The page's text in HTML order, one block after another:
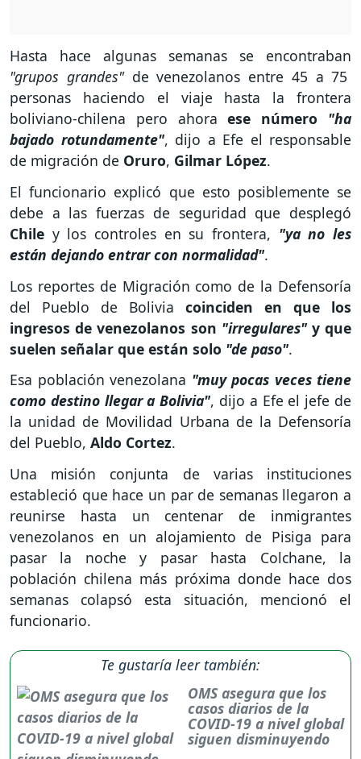
Hasta hace algunas semanas se encontraban
"grupos grandes"de venezolanos entre 45 a 75
personas haciendo el viaje hasta la frontera
boliviano-chilena pero ahora ese número "ha
bajado rotundamente", dijo a Efe el responsable
de migración de Oruro, Gilmar López.
El funcionario explicó que esto posiblemente se
debe a las fuerzas de seguridad que desplegó
Chile y los controles en su frontera, "ya no les
están dejando entrar con normalidad".
Los reportes de Migración como de la Defensoría
del Pueblo de Bolivia coinciden en que los
ingresos de venezolanos son "irregulares"y que
suelen señalar que están solo "de paso".
Esa población venezolana "muy pocas veces tiene
como destino llegar a Bolivia", dijo a Efe el jefe de
la unidad de Movilidad Urbana de la Defensoría
del Pueblo, Aldo Cortez.
Una misión conjunta de varias instituciones
estableció que hace un par de semanas llegaron a
reunirse hasta un centenar de inmigrantes
venezolanos en un alojamiento de Pisiga para
pasar la noche y pasar hasta Colchane, la
población chilena más próxima donde hace dos
semanas colapsó esta situación, mencionó el
funcionario.
Te gustaría leer también:
OMS asegura que los
casos diarios de la
COVID-19 a nivel global
siguen disminuyendo